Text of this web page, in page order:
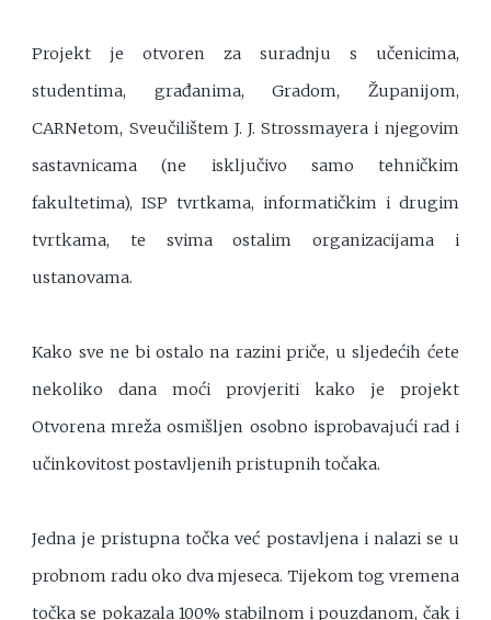
Projekt je otvoren za suradnju s učenicima,
studentima, građanima, Gradom, Županijom,
CARNetom, Sveučilištem J. J. Strossmayera i njegovim
sastavnicama (ne isključivo samo tehničkim
fakultetima), ISP tvrtkama, informatičkim i drugim
tvrtkama, te svima ostalim organizacijama i
ustanovama.
Kako sve ne bi ostalo na razini priče, u sljedećih ćete
nekoliko dana moći provjeriti kako je projekt
Otvorena mreža osmišljen osobno isprobavajući rad i
učinkovitost postavljenih pristupnih točaka.
Jedna je pristupna točka već postavljena i nalazi se u
probnom radu oko dva mjeseca. Tijekom tog vremena
točka se pokazala 100% stabilnom i pouzdanom, čak i